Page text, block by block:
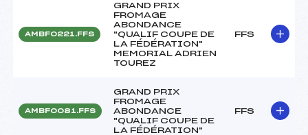
AMBF0221.FFS
GRAND PRIX
FROMAGE
ABONDANCE
"QUALIF COUPE DE
LA FÉDÉRATION"
MEMORIAL ADRIEN
TOUREZ
FFS
AMBF0081.FFS
GRAND PRIX
FROMAGE
ABONDANCE
"QUALIF COUPE DE
LA FÉDÉRATION"
FFS